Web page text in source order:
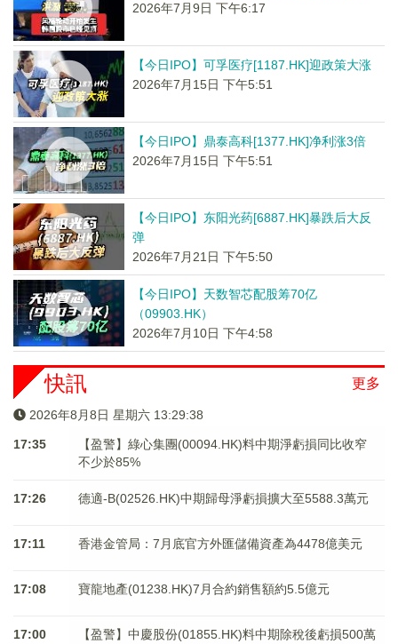
2026年7月9日 下午6:17
【今日IPO】可孚医疗[1187.HK]迎政策大涨
2026年7月15日 下午5:51
【今日IPO】鼎泰高科[1377.HK]净利涨3倍
2026年7月15日 下午5:51
【今日IPO】东阳光药[6887.HK]暴跌后大反
弹
2026年7月21日 下午5:50
【今日IPO】天数智芯配股筹70亿
（09903.HK）
2026年7月10日 下午4:58
更多
快訊
2026年8月8日 星期六 13:29:39
17:35
【盈警】綠心集團(00094.HK)料中期淨虧損同比收窄
不少於85%
17:26 德適-B(02526.HK)中期歸母淨虧損擴大至5588.3萬元
17:11 香港金管局：7月底官方外匯儲備資產為4478億美元
17:08 寶龍地產(01238.HK)7月合約銷售額約5.5億元
17:00
【盈警】中慶股份(01855.HK)料中期除稅後虧損500萬